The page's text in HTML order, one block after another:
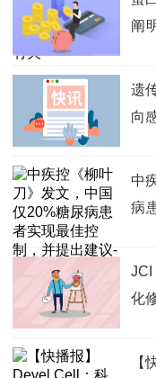
阐
计
遗
向
中
病
JCI
化
【